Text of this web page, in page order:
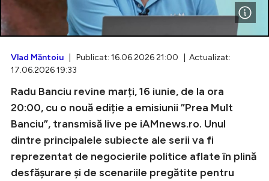
Intră în cont
Creează cont
Vlad Măntoiu | Publicat: 16.06.2026 21:00 | Actualizat:
17.06.2026 19:33
Radu Banciu revine marți, 16 iunie, de la ora
20:00, cu o nouă ediție a emisiunii ”Prea Mult
Banciu”, transmisă live pe iAMnews.ro. Unul
dintre principalele subiecte ale serii va fi
reprezentat de negocierile politice aflate în plină
desfășurare și de scenariile pregătite pentru